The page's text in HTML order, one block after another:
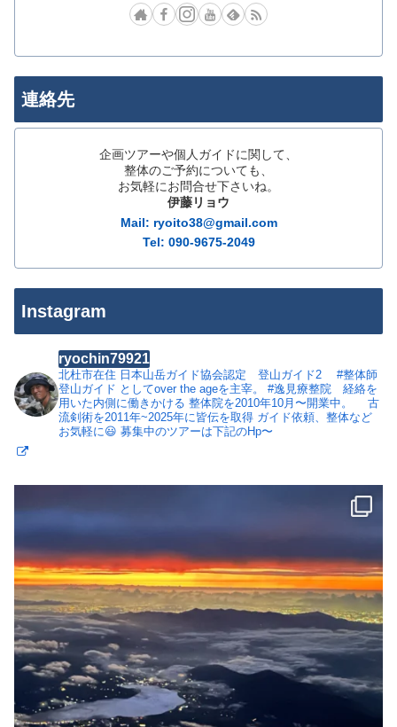
連絡先
企画ツアーや個人ガイドに関して、
整体のご予約についても、
お気軽にお問合せ下さいね。
伊藤リョウ
Mail: ryoito38@gmail.com
Tel: 090-9675-2049
Instagram
ryochin79921
北杜市在住 日本山岳ガイド協会認定 登山ガイド2
#整体師
登山ガイド としてover the ageを主宰。
#逸見療整院 経絡を
用いた内側に働きかける 整体院を2010年10月〜開業中。
古
流剣術を2011年~2025年に皆伝を取得 ガイド依頼、整体など
お気軽に😃 募集中のツアーは下記のHp〜